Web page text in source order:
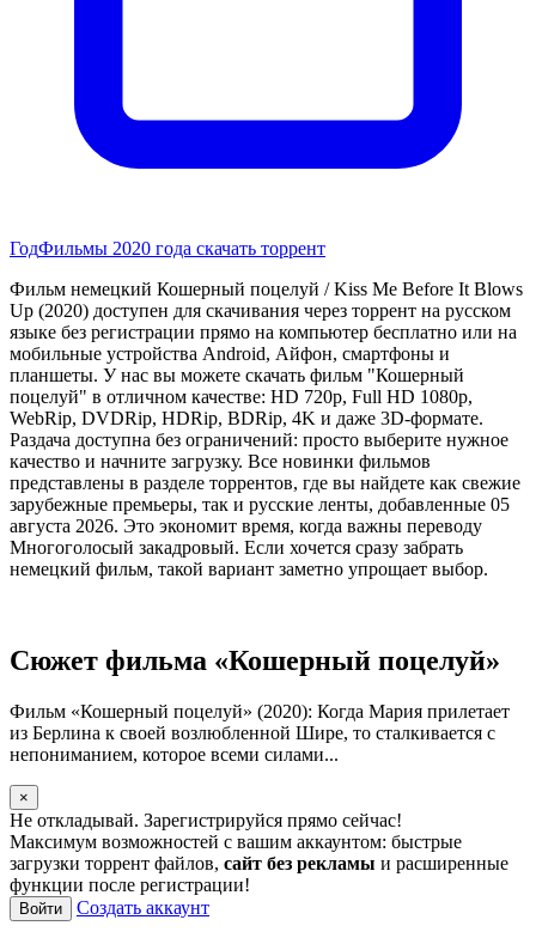
ГодФильмы 2020 года скачать торрент
Фильм немецкий Кошерный поцелуй / Kiss Me Before It Blows
Up (2020) доступен для скачивания через торрент на русском
языке без регистрации прямо на компьютер бесплатно или на
мобильные устройства Android, Айфон, смартфоны и
планшеты. У нас вы можете скачать фильм "Кошерный
поцелуй" в отличном качестве: HD 720p, Full HD 1080p,
WebRip, DVDRip, HDRip, BDRip, 4K и даже 3D-формате.
Раздача доступна без ограничений: просто выберите нужное
качество и начните загрузку. Все новинки фильмов
представлены в разделе торрентов, где вы найдете как свежие
зарубежные премьеры, так и русские ленты, добавленные 05
августа 2026. Это экономит время, когда важны переводу
Многоголосый закадровый. Если хочется сразу забрать
немецкий фильм, такой вариант заметно упрощает выбор.
Сюжет фильма «Кошерный поцелуй»
Фильм «Кошерный поцелуй» (2020): Когда Мария прилетает
из Берлина к своей возлюбленной Шире, то сталкивается с
непониманием, которое всеми силами...
×
Не откладывай. Зарегистрируйся прямо сейчас!
Максимум возможностей с вашим аккаунтом: быстрые
загрузки торрент файлов, сайт без рекламы и расширенные
функции после регистрации!
Войти Создать аккаунт